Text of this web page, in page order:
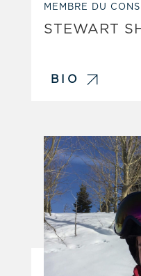
MEMBRE DU
STEWART
BIO